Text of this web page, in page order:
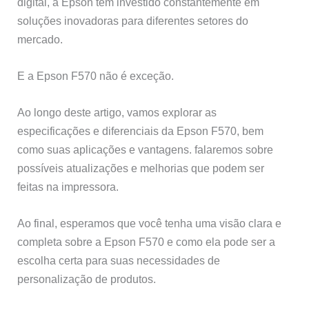
soluções inovadoras para diferentes setores do
mercado.
E a Epson F570 não é exceção.
Ao longo deste artigo, vamos explorar as
especificações e diferenciais da Epson F570, bem
como suas aplicações e vantagens. falaremos sobre
possíveis atualizações e melhorias que podem ser
feitas na impressora.
Ao final, esperamos que você tenha uma visão clara e
completa sobre a Epson F570 e como ela pode ser a
escolha certa para suas necessidades de
personalização de produtos.